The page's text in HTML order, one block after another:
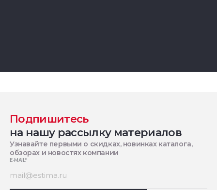
Подпишитесь
на нашу рассылку материалов
Узнавайте первыми о скидках, новинках каталога,
обзорах и новостях компании
E-MAIL*